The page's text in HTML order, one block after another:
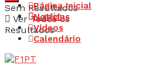
Login
Sem Resultados
Ver Todos os
Resultados
Página Inicial
Notícias
Vídeos
Calendário